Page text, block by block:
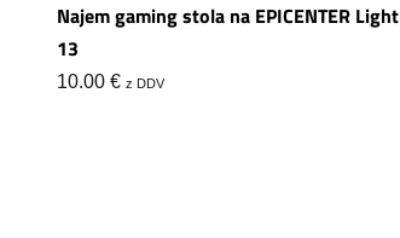
Najem gaming stola na EPICENTER Light
13
10.00 € z DDV